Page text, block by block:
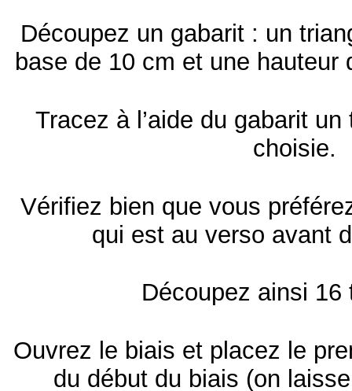
Découpez un gabarit : un
base de 10 cm et une hauteur
Tracez à l’aide du gabarit un
choisie.
Vérifiez bien que vous
qui est au verso avant
Découpez ainsi 16
Ouvrez le biais et placez le
du début du biais (on